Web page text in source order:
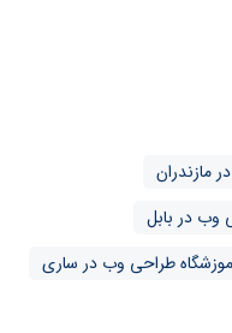
مازندران
طراحی وب در ساری